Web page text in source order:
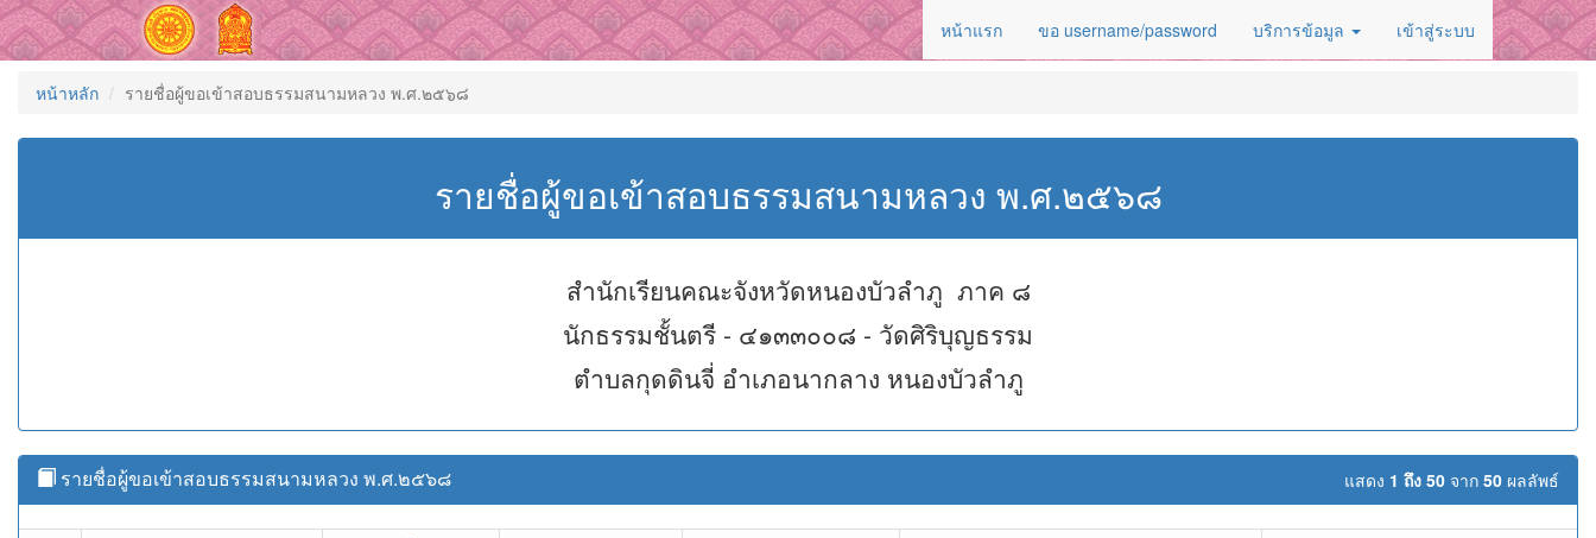
หน้าแรก ขอ username/password บริการข้อมูล เข้าสู่ระบบ
หน้าหลัก รายชื่อผู้ขอเข้าสอบธรรมสนามหลวง พ.ศ.๒๕๖๘
รายชื่อผู้ขอเข้าสอบธรรมสนามหลวง พ.ศ.๒๕๖๘
สำนักเรียนคณะจังหวัดหนองบัวลำภู ภาค ๘
นักธรรมชั้นตรี - ๔๑๓๓๐๐๘ - วัดศิริบุญธรรม
ตำบลกุดดินจี่ อำเภอนากลาง หนองบัวลำภู
แสดง 1 ถึง 50 จาก 50 ผลลัพธ์
รายชื่อผู้ขอเข้าสอบธรรมสนามหลวง พ.ศ.๒๕๖๘